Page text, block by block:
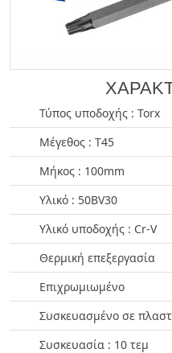
Τύπος υποδοχής : Torx
Μέγεθος : T45
Μήκος : 100mm
Υλικό : 50BV30
Υλικό υποδοχής : Cr-V
Θερμική επεξεργασία
Επιχρωμιωμένο
Συσκευασμένο σε
Συσκευασία : 10 τεμ